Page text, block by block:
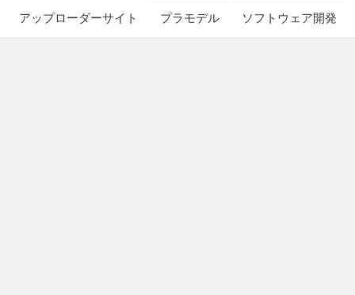
アップローダーサイト プラモデル ソフトウェア開発